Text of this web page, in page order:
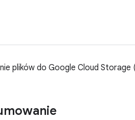
plików do Google Cloud Storage